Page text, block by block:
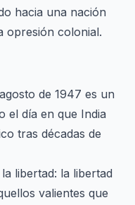
hacia una nación
opresión colonial.
de 1947 es un
el día en que India
tras décadas de
libertad: la libertad
valientes que